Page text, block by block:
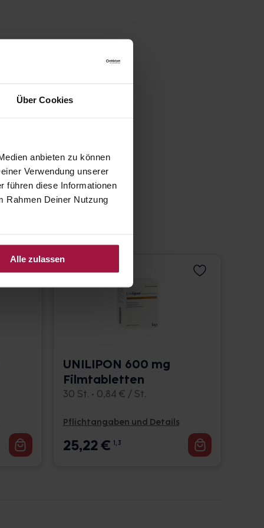
Über Cookies
anbieten zu können
Verwendung unserer
führen diese Informationen
Rahmen Deiner Nutzung
Alle zulassen
UNILIPON 600 mg
Filmtabletten
30 St. • 0,84 € / St.
Pflichtangaben und Details
25,22€ 1, 3